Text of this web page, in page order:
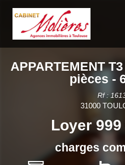
APPARTEMENT
pièces -
Rf :
31000
Loyer
charges